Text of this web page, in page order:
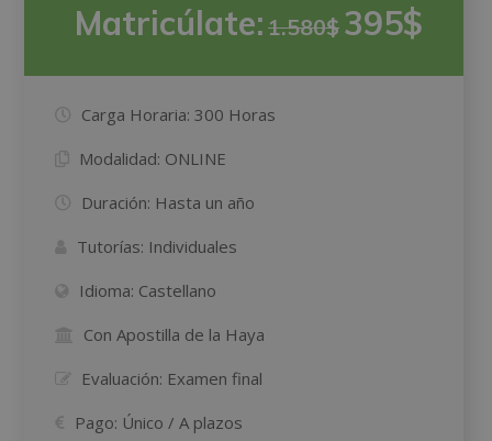
Matricúlate:1.580$ 395$
Carga Horaria: 300 Horas
Modalidad: ONLINE
Duración: Hasta un año
Tutorías: Individuales
Idioma: Castellano
Con Apostilla de la Haya
Evaluación: Examen final
Pago: Único / A plazos